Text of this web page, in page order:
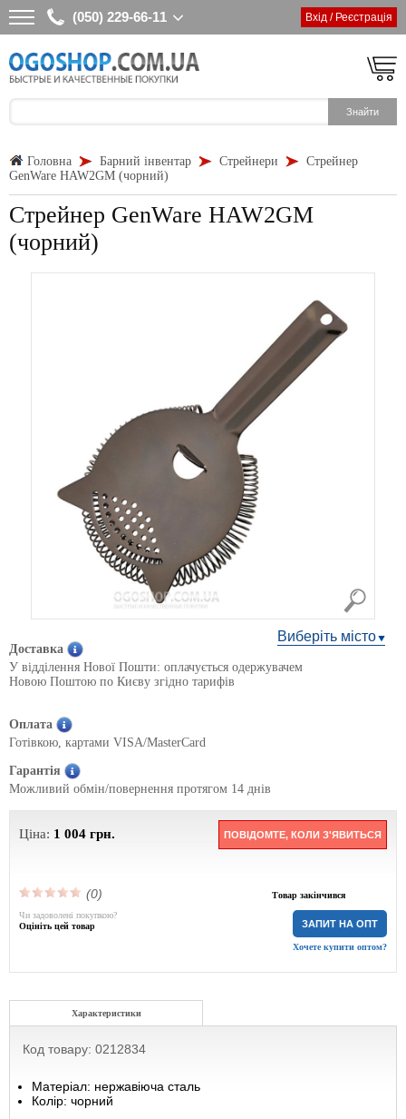
(050) 229-66-11 Вхід / Реєстрація
Головна Барний інвентар Стрейнери
Стрейнер
GenWare HAW2GM (чорний)
Стрейнер GenWare HAW2GM
(чорний)
Виберіть місто
Доставка
У відділення Нової Пошти: оплачується одержувачем
Новою Поштою по Києву згідно тарифів
Оплата
Готівкою, картами VISA/MasterCard
Гарантія
Можливий обмін/повернення протягом 14 днів
Ціна: 1 004 грн. ПОВІДОМТЕ, КОЛИ З'ЯВИТЬСЯ
(0) Товар закінчився
ЗАПИТ НА ОПТ
Хочете купити оптом?
Чи задоволені покупкою?
Оцініть цей товар
Характеристики
Код товару: 0212834
Матеріал: нержавіюча сталь
Колір: чорний